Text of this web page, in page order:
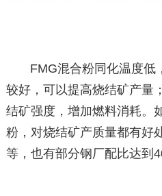
FMG混合粉同化温度低
较好，可以提高烧结矿产量
结矿强度，增加燃料消耗。
粉，对烧结矿产质量都有好
等，也有部分钢厂配比达到